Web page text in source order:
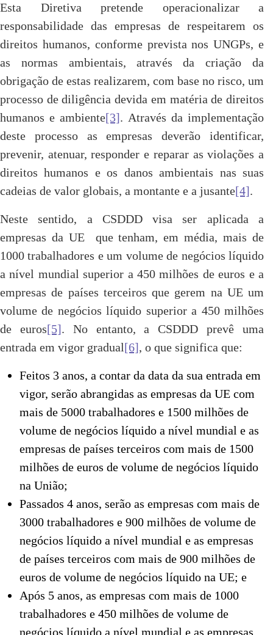
Esta Diretiva pretende operacionalizar a
responsabilidade das empresas de respeitarem os
direitos humanos, conforme prevista nos UNGPs, e
as normas ambientais, através da criação da
obrigação de estas realizarem, com base no risco, um
processo de diligência devida em matéria de direitos
humanos e ambiente[3]. Através da implementação
deste processo as empresas deverão identificar,
prevenir, atenuar, responder e reparar as violações a
direitos humanos e os danos ambientais nas suas
cadeias de valor globais, a montante e a jusante[4].
Neste sentido, a CSDDD visa ser aplicada a
empresas da UE que tenham, em média, mais de
1000 trabalhadores e um volume de negócios líquido
a nível mundial superior a 450 milhões de euros e a
empresas de países terceiros que gerem na UE um
volume de negócios líquido superior a 450 milhões
de euros[5]. No entanto, a CSDDD prevê uma
entrada em vigor gradual[6], o que significa que:
Feitos 3 anos, a contar da data da sua entrada em
vigor, serão abrangidas as empresas da UE com
mais de 5000 trabalhadores e 1500 milhões de
volume de negócios líquido a nível mundial e as
empresas de países terceiros com mais de 1500
milhões de euros de volume de negócios líquido
na União;
Passados 4 anos, serão as empresas com mais de
3000 trabalhadores e 900 milhões de volume de
negócios líquido a nível mundial e as empresas
de países terceiros com mais de 900 milhões de
euros de volume de negócios líquido na UE; e
Após 5 anos, as empresas com mais de 1000
trabalhadores e 450 milhões de volume de
negócios líquido a nível mundial e as empresas